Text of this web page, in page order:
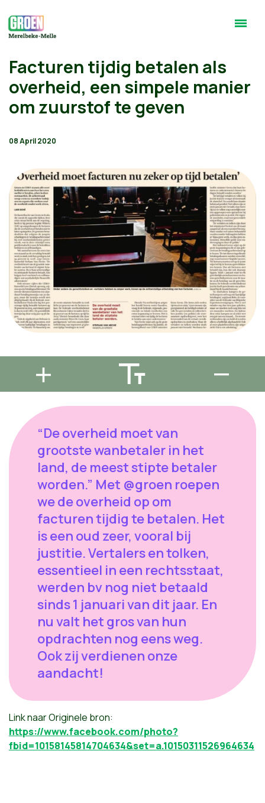
Facturen tijdig betalen als
overheid, een simpele manier
om zuurstof te geven
08 April 2020
“De overheid moet van
grootste wanbetaler in het
land, de meest stipte betaler
worden.” Met @groen roepen
we de overheid op om
facturen tijdig te betalen. Het
is een oud zeer, vooral bij
justitie. Vertalers en tolken,
essentieel in een rechtsstaat,
werden bv nog niet betaald
sinds 1 januari van dit jaar. En
nu valt het gros van hun
opdrachten nog eens weg.
Ook zij verdienen onze
aandacht!
Link naar Originele bron:
https://www.facebook.com/photo?
fbid=10158145814704634&set=a.10150311526964634